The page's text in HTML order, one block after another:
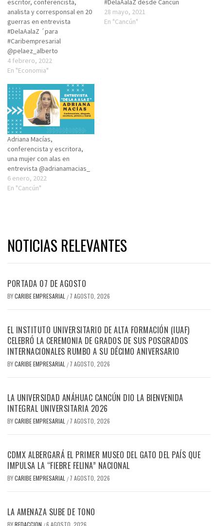
escritor, conferencista,
analista y corresponsal en 20
guerras en entrevista
#DelaAalaZ ´para
#Caribempresarial
@pelaez_alberto
4 febrero, 2022
En "Economia"
#DelaAalaZ desde Cancún
28 mayo, 2021
En "Cancún"
Adriana Macías,
conferencista y escritora,
una mujer con alas en
entrevista @adrianamacias_
6 enero, 2022
En "Cancún"
NOTICIAS RELEVANTES
PORTADA 07 DE AGOSTO
BYCARIBE EMPRESARIAL / 7 AGOSTO, 2026
EL INSTITUTO UNIVERSITARIO DE ALTA FORMACIÓN (IUAF)
CELEBRÓ LA CEREMONIA DE GRADOS DE SUS POSGRADOS
INTERNACIONALES RUMBO A SU DÉCIMO ANIVERSARIO
BYCARIBE EMPRESARIAL / 7 AGOSTO, 2026
LA UNIVERSIDAD ANÁHUAC CANCÚN DIO LA BIENVENIDA
INTEGRAL UNIVERSITARIA 2026
BYCARIBE EMPRESARIAL / 7 AGOSTO, 2026
CDMX ALBERGARÁ EL PRIMER MUSEO DEL GATO DEL PAÍS QUE
IMPULSA LA “FIEBRE FELINA” NACIONAL
BYCARIBE EMPRESARIAL / 7 AGOSTO, 2026
LA AMENAZA SUBE DE TONO
BYREDACCION 6 AGOSTO, 2026